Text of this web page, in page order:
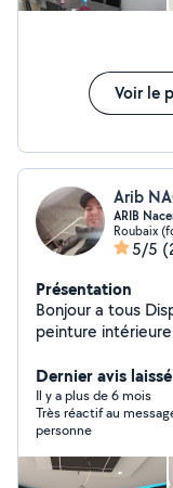
Voir le
Arib
ARIB
Roubaix
5/5
Présentation
Bonjour a tous Disponible pour vos travaux d'enduit
peinture
travail , dressing
d'entretien de
tringles à rideaux Déboucher siphon, remplacer joints,
ajouter des prises
professionnel , résultat
sérieux,
Dernier avis
Il y a plus de 6 mois
Très réactif au
personne